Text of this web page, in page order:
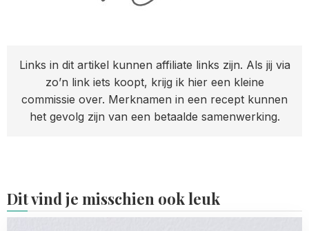
Links in dit artikel kunnen affiliate links zijn. Als jij via
zo’n link iets koopt, krijg ik hier een kleine
commissie over. Merknamen in een recept kunnen
het gevolg zijn van een betaalde samenwerking.
Dit vind je misschien ook leuk